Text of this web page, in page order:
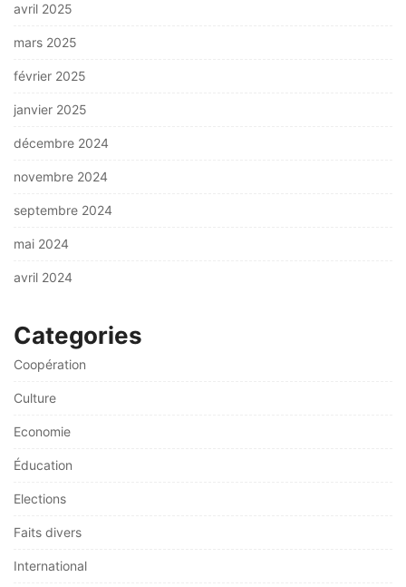
avril 2025
mars 2025
février 2025
janvier 2025
décembre 2024
novembre 2024
septembre 2024
mai 2024
avril 2024
Categories
Coopération
Culture
Economie
Éducation
Elections
Faits divers
International